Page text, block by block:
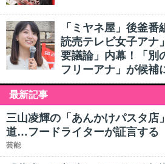
「ミヤネ屋」後釜
読売テレビ女子アナ
要議論」内幕！「別
フリーアナ」が候補
最新記事
三山凌輝の「あんかけパスタ店
道…フードライターが証言する
芸能